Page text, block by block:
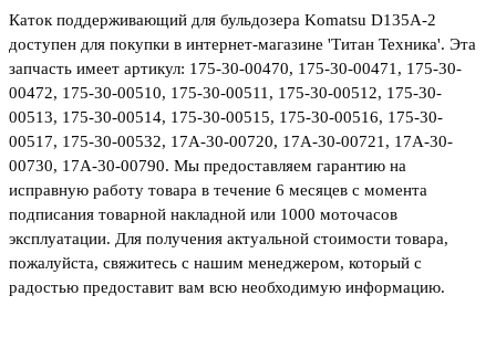
Каток поддерживающий для бульдозера Komatsu D135A-2
доступен для покупки в интернет-магазине 'Титан Техника'. Эта
запчасть имеет артикул: 175-30-00470, 175-30-00471, 175-30-
00472, 175-30-00510, 175-30-00511, 175-30-00512, 175-30-
00513, 175-30-00514, 175-30-00515, 175-30-00516, 175-30-
00517, 175-30-00532, 17A-30-00720, 17A-30-00721, 17A-30-
00730, 17A-30-00790. Мы предоставляем гарантию на
исправную работу товара в течение 6 месяцев с момента
подписания товарной накладной или 1000 моточасов
эксплуатации. Для получения актуальной стоимости товара,
пожалуйста, свяжитесь с нашим менеджером, который с
радостью предоставит вам всю необходимую информацию.